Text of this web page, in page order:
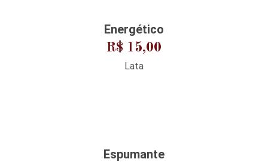
Energético
R$ 15,00
Lata
Espumante